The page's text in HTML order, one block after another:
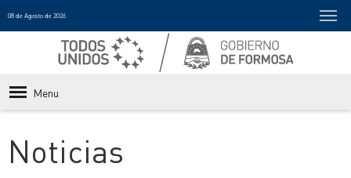
08 de Agosto de 2026
Menu
Noticias